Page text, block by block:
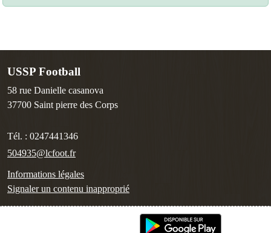
USSP Football
58 rue Danielle casanova
37700 Saint pierre des Corps
Tél. : 0247441346
504935@lcfoot.fr
Informations légales
Signaler un contenu inapproprié